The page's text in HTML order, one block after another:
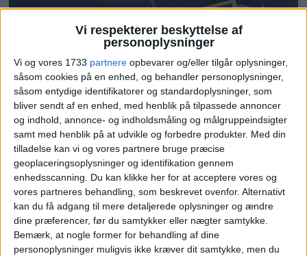
Vi respekterer beskyttelse af
personoplysninger
Vi og vores 1733 partnere opbevarer og/eller tilgår oplysninger,
såsom cookies på en enhed, og behandler personoplysninger,
såsom entydige identifikatorer og standardoplysninger, som
bliver sendt af en enhed, med henblik på tilpassede annoncer
og indhold, annonce- og indholdsmåling og målgruppeindsigter
samt med henblik på at udvikle og forbedre produkter. Med din
tilladelse kan vi og vores partnere bruge præcise
geoplaceringsoplysninger og identifikation gennem
enhedsscanning. Du kan klikke her for at acceptere vores og
vores partneres behandling, som beskrevet ovenfor. Alternativt
kan du få adgang til mere detaljerede oplysninger og ændre
dine præferencer, før du samtykker eller nægter samtykke.
Bemærk, at nogle former for behandling af dine
personoplysninger muligvis ikke kræver dit samtykke, men du
Nimb kåret til Danmarks
bedste hotel
Nimb Hotel i Tivoli har vundet Falstaff Hotel
Awards 2026 som årets danske hotel efter ros
for luksus, historie og personlig service.
ANNONCE
ANNONCE